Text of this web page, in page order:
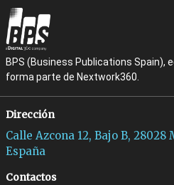
BPS (Business Publications Spain),
forma parte de Nextwork360.
Dirección
Calle Azcona 12, Bajo B, 28028
España
Contactos